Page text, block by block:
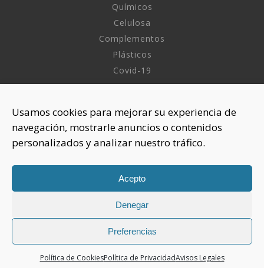
Usamos cookies para mejorar su experiencia de
navegación, mostrarle anuncios o contenidos
personalizados y analizar nuestro tráfico.
Acepto
Denegar
Preferencias
Política de CookiesPolítica de PrivacidadAvisos Legales
Químicos
Celulosa
Complementos
Plásticos
Covid-19
Sobre nosotros
Aviso Legal
Política de Privacidad
Política Cookies
CONTACTAR
925 508 922
dhelia@dhelia.es